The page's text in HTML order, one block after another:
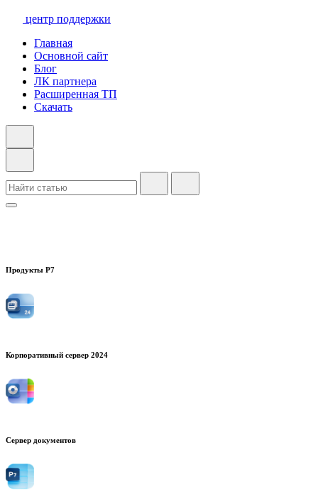
центр поддержки
Главная
Основной сайт
Блог
ЛК партнера
Расширенная ТП
Скачать
Продукты Р7
Корпоративный сервер 2024
Сервер документов